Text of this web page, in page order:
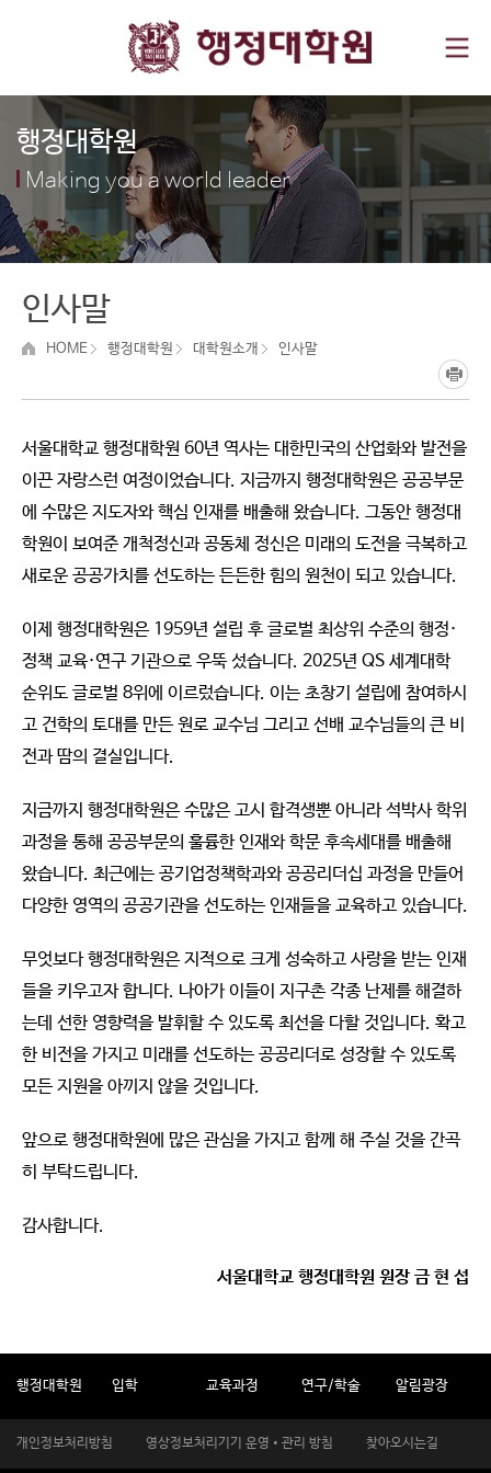
행정대학원
Making you a world leader
인사말
HOME 행정대학원 대학원소개 인사말
서울대학교 행정대학원 60년 역사는 대한민국의 산업화와 발전을
이끈 자랑스런 여정이었습니다. 지금까지 행정대학원은 공공부문
에 수많은 지도자와 핵심 인재를 배출해 왔습니다. 그동안 행정대
학원이 보여준 개척정신과 공동체 정신은 미래의 도전을 극복하고
새로운 공공가치를 선도하는 든든한 힘의 원천이 되고 있습니다.
이제 행정대학원은 1959년 설립 후 글로벌 최상위 수준의 행정·
정책 교육·연구 기관으로 우뚝 섰습니다. 2025년 QS 세계대학
순위도 글로벌 8위에 이르렀습니다. 이는 초창기 설립에 참여하시
고 건학의 토대를 만든 원로 교수님 그리고 선배 교수님들의 큰 비
전과 땀의 결실입니다.
지금까지 행정대학원은 수많은 고시 합격생뿐 아니라 석박사 학위
과정을 통해 공공부문의 훌륭한 인재와 학문 후속세대를 배출해
왔습니다. 최근에는 공기업정책학과와 공공리더십 과정을 만들어
다양한 영역의 공공기관을 선도하는 인재들을 교육하고 있습니다.
무엇보다 행정대학원은 지적으로 크게 성숙하고 사랑을 받는 인재
들을 키우고자 합니다. 나아가 이들이 지구촌 각종 난제를 해결하
는데 선한 영향력을 발휘할 수 있도록 최선을 다할 것입니다. 확고
한 비전을 가지고 미래를 선도하는 공공리더로 성장할 수 있도록
모든 지원을 아끼지 않을 것입니다.
앞으로 행정대학원에 많은 관심을 가지고 함께 해 주실 것을 간곡
히 부탁드립니다.
감사합니다.
서울대학교 행정대학원 원장 금 현 섭
행정대학원 입학 교육과정 연구/학술 알림광장
개인정보처리방침 영상정보처리기기 운영•관리 방침 찾아오시는길